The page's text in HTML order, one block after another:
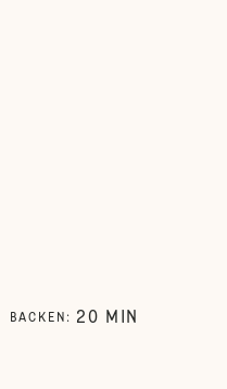
BACKEN : 20 MIN